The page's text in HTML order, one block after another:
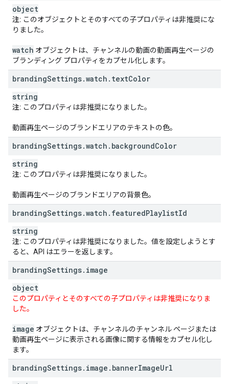
object
注: このオブジェクトとそのすべての子プロパティは非推奨にな
りました。
watch オブジェクトは、チャンネルの動画の動画再生ページの
ブランディング プロパティをカプセル化します。
brandingSettings.watch . textColor
string
注: このプロパティは非推奨になりました。
動画再生ページのブランドエリアのテキストの色。
brandingSettings.watch . backgroundColor
string
注: このプロパティは非推奨になりました。
動画再生ページのブランドエリアの背景色。
brandingSettings.watch . featuredPlaylistId
string
注: このプロパティは非推奨になりました。値を設定しようとす
ると、API はエラーを返します。
brandingSettings. image
object
このプロパティとそのすべての子プロパティは非推奨になりま
した。
image オブジェクトは、チャンネルのチャンネル ページまたは
動画再生ページに表示される画像に関する情報をカプセル化し
ます。
brandingSettings. image . bannerImageUrl